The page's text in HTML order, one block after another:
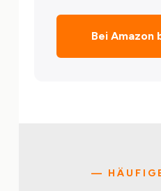
Bei Amazon
—